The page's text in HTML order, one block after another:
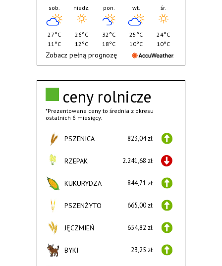
ceny rolnicze
*Prezentowane ceny to średnia z okresu
ostatnich 6 miesięcy.
PSZENICA 823,04 zł
RZEPAK 2.241,68 zł
KUKURYDZA 844,71 zł
PSZENŻYTO 665,00 zł
JĘCZMIEŃ 654,82 zł
BYKI 23,25 zł
sob.
27°C
11°C
niedz.
26°C
12°C
pon.
32°C
18°C
wt.
25°C
10°C
śr.
24°C
10°C
Zobacz pełną prognozę